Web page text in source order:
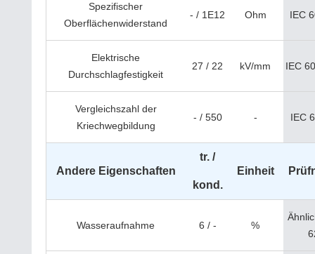
Spezifischer
Oberflächenwiderstand
- / 1E12 Ohm IEC
Elektrische
Durchschlagfestigkeit
27 / 22 kV/mm IEC
Vergleichszahl der
Kriechwegbildung
- / 550 - IEC
Andere Eigenschaften
tr. /
kond.
Einheit
Wasseraufnahme 6 / - %